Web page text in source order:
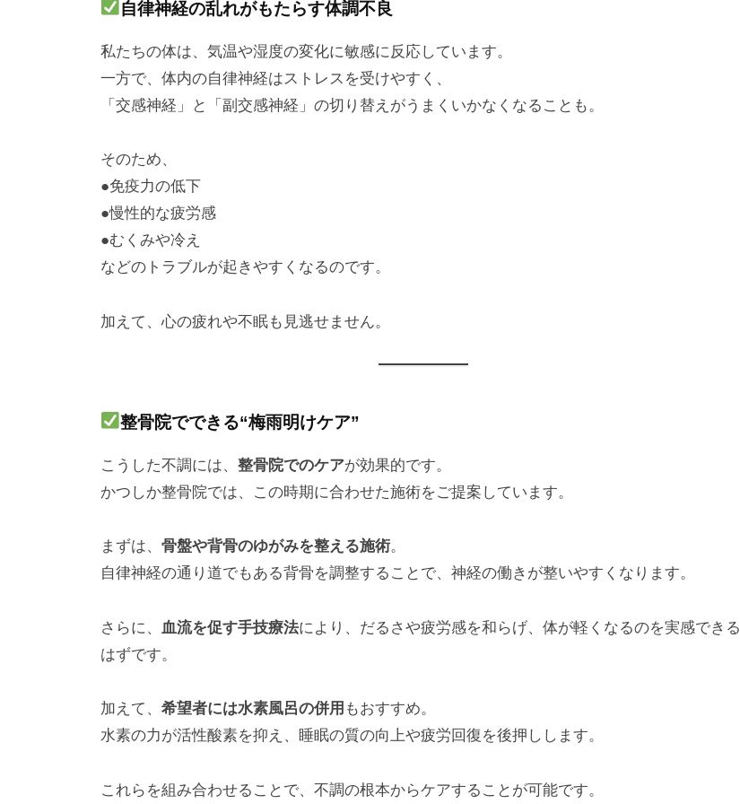
自律神経の乱れがもたらす体調不良
私たちの体は、気温や湿度の変化に敏感に反応しています。
一方で、体内の自律神経はストレスを受けやすく、
「交感神経」と「副交感神経」の切り替えがうまくいかなくなることも。
そのため、
●免疫力の低下
●慢性的な疲労感
●むくみや冷え
などのトラブルが起きやすくなるのです。
加えて、心の疲れや不眠も見逃せません。
整骨院でできる“梅雨明けケア”
こうした不調には、 整骨院でのケアが効果的です。
かつしか整骨院では、この時期に合わせた施術をご提案しています。
まずは、 骨盤や背骨のゆがみを整える施術。
自律神経の通り道でもある背骨を調整することで、神経の働きが整いやすくなります。
さらに、 血流を促す手技療法により、だるさや疲労感を和らげ、体が軽くなるのを実感できる
はずです。
加えて、 希望者には水素風呂の併用 もおすすめ。
水素の力が活性酸素を抑え、睡眠の質の向上や疲労回復を後押しします。
これらを組み合わせることで、不調の根本からケアすることが可能です。